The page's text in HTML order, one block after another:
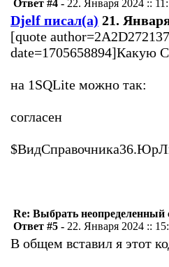
Ответ #4 - 22. Января 2024 ::
Djelf писал(а) 21.
[quote
date=1705658894]Какую
на 1SQLite можно так:
согласен
Re: Выбрать неопределенный
Ответ #5 - 22. Января 2024 ::
В общем вставил я этот